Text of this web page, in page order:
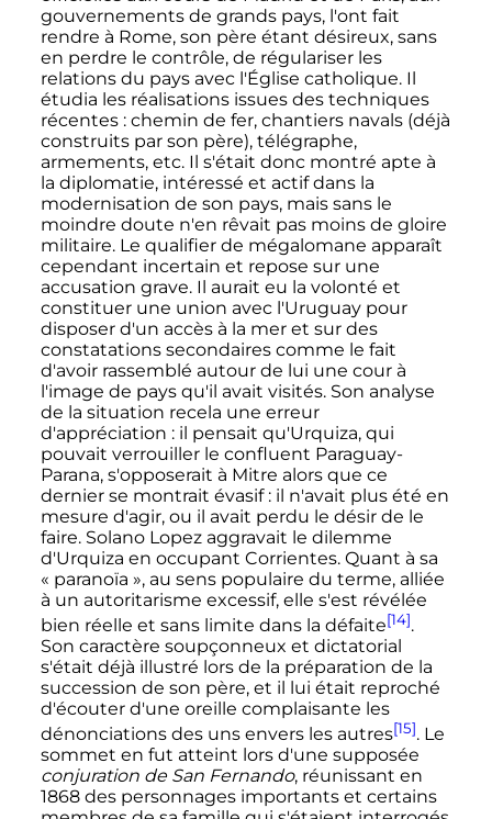
gouvernements de grands pays, l'ont fait
rendre à Rome, son père étant désireux, sans
en perdre le contrôle, de régulariser les
relations du pays avec l'Église catholique. Il
étudia les réalisations issues des techniques
récentes : chemin de fer, chantiers navals (déjà
construits par son père), télégraphe,
armements, etc.Il s'était donc montré apte à
la diplomatie, intéressé et actif dans la
modernisation de son pays, mais sans le
moindre doute n'en rêvait pas moins de gloire
militaire. Le qualifier de mégalomane apparaît
cependant incertain et repose sur une
accusation grave. Il aurait eu la volonté et
constituer une union avec l'Uruguay pour
disposer d'un accès à la mer et sur des
constatations secondaires comme le fait
d'avoir rassemblé autour de lui une cour à
l'image de pays qu'il avait visités. Son analyse
de la situation recela une erreur
d'appréciation : il pensait qu'Urquiza, qui
pouvait verrouiller le confluent Paraguay-
Parana, s'opposerait à Mitre alors que ce
dernier se montrait évasif : il n'avait plus été en
mesure d'agir, ou il avait perdu le désir de le
faire. Solano Lopez aggravait le dilemme
d'Urquiza en occupant Corrientes. Quant à sa
« paranoïa », au sens populaire du terme, alliée
à un autoritarisme excessif, elle s'est révélée
bien réelle et sans limite dans la défaite[14].
Son caractère soupçonneux et dictatorial
s'était déjà illustré lors de la préparation de la
succession de son père, et il lui était reproché
d'écouter d'une oreille complaisante les
dénonciations des uns envers les autres[15]. Le
sommet en fut atteint lors d'une supposée
conjuration de San Fernando, réunissant en
1868 des personnages importants et certains